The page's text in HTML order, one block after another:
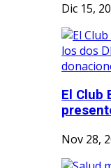
Dic 15,
El Club
Nov 28,